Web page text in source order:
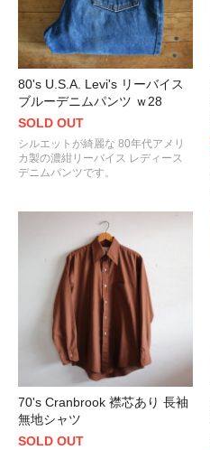
80's U.S.A. Levi's リーバイス
ブルーデニムパンツ ｗ28
SOLD OUT
シルエットが綺麗な 80年代アメリ
カ製の濃紺リーバイス レディース
デニムパンツです。
70's Cranbrook 襟芯あり 長袖
無地シャツ
SOLD OUT